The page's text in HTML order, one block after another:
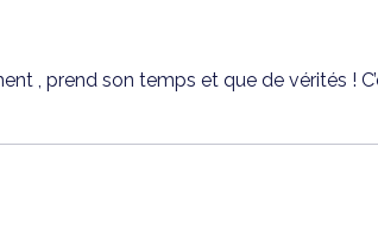
, prend son temps et que de vérités !